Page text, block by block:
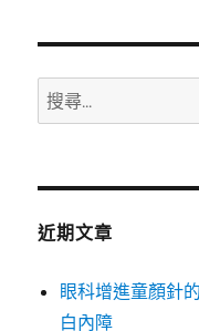
搜
尋
鍵
近期文章
眼科增進童顏針
白內障